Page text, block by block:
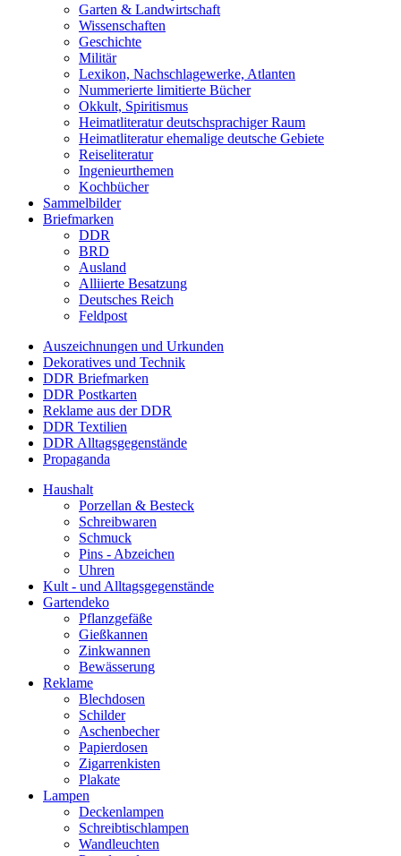
Garten & Landwirtschaft
Wissenschaften
Geschichte
Militär
Lexikon, Nachschlagewerke, Atlanten
Nummerierte limitierte Bücher
Okkult, Spiritismus
Heimatliteratur deutschsprachiger Raum
Heimatliteratur ehemalige deutsche Gebiete
Reiseliteratur
Ingenieurthemen
Kochbücher
Sammelbilder
Briefmarken
DDR
BRD
Ausland
Alliierte Besatzung
Deutsches Reich
Feldpost
Auszeichnungen und Urkunden
Dekoratives und Technik
DDR Briefmarken
DDR Postkarten
Reklame aus der DDR
DDR Textilien
DDR Alltagsgegenstände
Propaganda
Haushalt
Porzellan & Besteck
Schreibwaren
Schmuck
Pins - Abzeichen
Uhren
Kult - und Alltagsgegenstände
Gartendeko
Pflanzgefäße
Gießkannen
Zinkwannen
Bewässerung
Reklame
Blechdosen
Schilder
Aschenbecher
Papierdosen
Zigarrenkisten
Plakate
Lampen
Deckenlampen
Schreibtischlampen
Wandleuchten